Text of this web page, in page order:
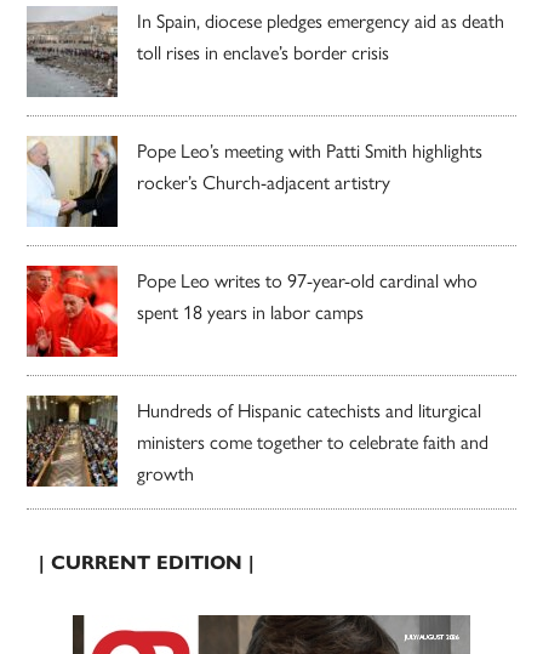
In Spain, diocese pledges emergency aid as death
toll rises in enclave’s border crisis
Pope Leo’s meeting with Patti Smith highlights
rocker’s Church-adjacent artistry
Pope Leo writes to 97-year-old cardinal who
spent 18 years in labor camps
Hundreds of Hispanic catechists and liturgical
ministers come together to celebrate faith and
growth
| CURRENT EDITION |